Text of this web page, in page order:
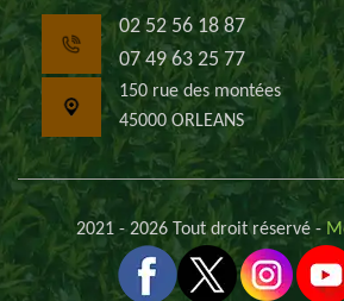
02 52 56 18 87
07 49 63 25 77
150 rue des montées
45000 ORLEANS
2021 - 2026 Tout droit réservé -